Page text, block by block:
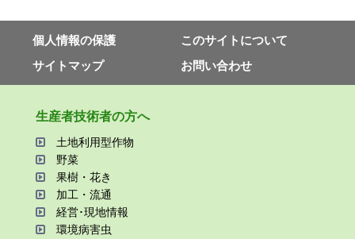
個⼈情報の保護
このサイトについて
サイトマップ
お問い合わせ
⽣産者技術者の⽅へ
⼟地利⽤型作物
野菜
果樹・花き
加⼯・流通
経営･現地情報
環境病害⾍